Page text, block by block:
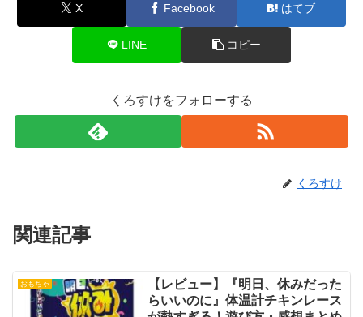
X Facebook はてブ
LINE コピー
くろすけをフォローする
くろすけ
関連記事
おもちゃ
【レビュー】『明日、休みだった
らいいのに』体温計チキンレース